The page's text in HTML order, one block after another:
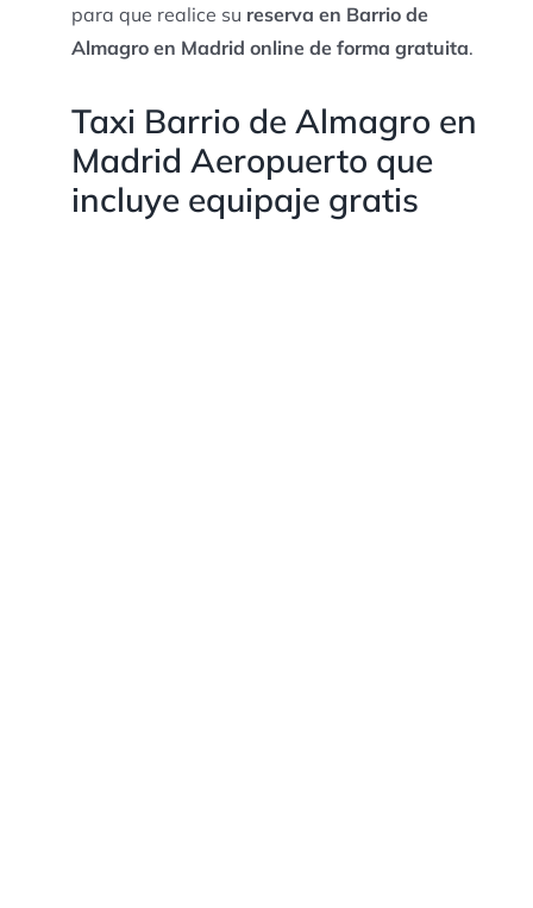
para que realice su reserva en Barrio de
Almagro en Madrid online de forma gratuita.
Taxi Barrio de Almagro en
Madrid Aeropuerto que
incluye equipaje gratis